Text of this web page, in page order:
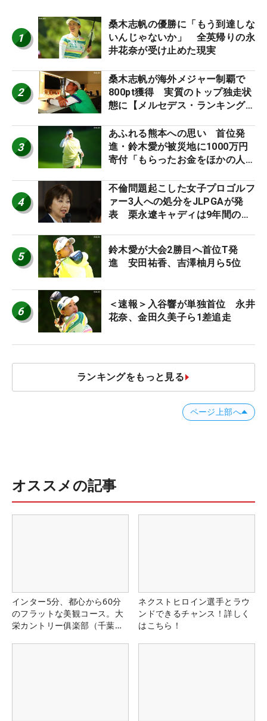
1
桑木志帆の優勝に「もう到達しな
いんじゃないか」 全英帰りの永
井花奈が受け止めた現実
2
桑木志帆が海外メジャー制覇で
800pt獲得 実質のトップ独走状
態に【メルセデス・ランキング番
3
あふれる熊本への思い 首位発
進・鈴木愛が被災地に1000万円
寄付「もらったお金をほかの人
4
不倫問題起こした女子プロゴルフ
ァー3人への処分をJLPGAが発
表 栗永遼キャディは9年間の立
5
鈴木愛が大会2勝目へ首位T発
進 安田祐香、吉澤柚月ら5位
6
＜速報＞入谷響が単独首位 永井
花奈、金田久美子ら1差追走
ランキングをもっと見る
ページ上部へ
オススメの記事
インター5分、都心から60分
のフラットな美観コース。大
栄カントリー俱楽部（千葉
ネクストヒロイン選手とラウ
ンドできるチャンス！詳しく
はこちら！